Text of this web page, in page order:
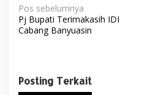
N
a
g
Pos sebelumnya
Pj Bupati Terimakasih IDI
Cabang Banyuasin
Posting Terkait